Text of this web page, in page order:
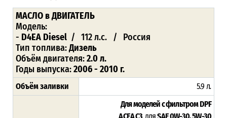
МАСЛО в ДВИГАТЕЛЬ
Модель:
- D4EA Diesel / 112 л.с. / Россия
Тип топлива:Дизель
Объём двигателя:2.0 л.
Годы выпуска:2006 - 2010 г.
Объём заливки 5.9 л.
Для моделей с фильтром DPF
ACEAC3 дляSAE 0W-30, 5W-30